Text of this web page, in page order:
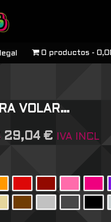
0 productos
VOLAR…
29,04 € IVA INCL